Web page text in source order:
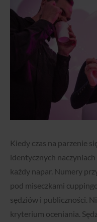
Kiedy czas na parzenie
identycznych
każdy napar. Numery
pod miseczkami
sędziów i publiczności.
kryterium oceniania.